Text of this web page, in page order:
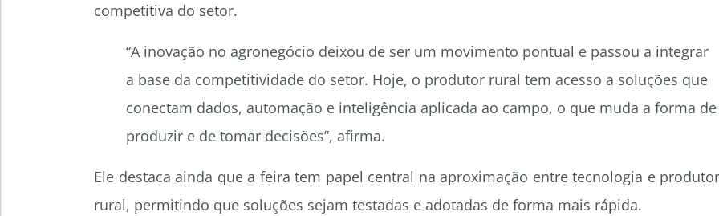
competitiva do setor.
“A inovação no agronegócio deixou de ser um movimento pontual e passou a integrar
a base da competitividade do setor. Hoje, o produtor rural tem acesso a soluções que
conectam dados, automação e inteligência aplicada ao campo, o que muda a forma de
produzir e de tomar decisões”, afirma.
Ele destaca ainda que a feira tem papel central na aproximação entre tecnologia e produtor
rural, permitindo que soluções sejam testadas e adotadas de forma mais rápida.